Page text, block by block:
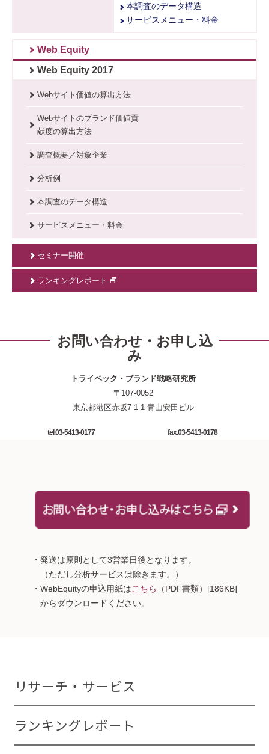
本調査のデータ構造
サービスメニュー・料金
Web Equity
Web Equity 2017
Webサイト価値の算出方法
Webサイトのブランド価値貢
献度の算出方法
調査概要／対象企業
分析例
本調査のデータ構造
サービスメニュー・料金
セミナー開催
ランキングレポート
お問い合わせ・お申し込
み
トライベック・ブランド戦略研究所
〒107-0052
東京都港区赤坂7-1-1 青山安田ビル
tel.03-5413-0177 fax.03-5413-0178
・発送は原則として3営業日後となります。
（ただし分析サービスは除きます。）
・WebEquityの申込用紙はこちら
（PDF書類）[186KB]
からダウンロードください。
リサーチ・サービス
ランキングレポート